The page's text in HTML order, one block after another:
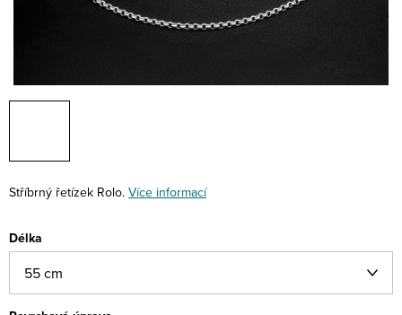
Stříbrný řetízek Rolo. Více informací
Délka